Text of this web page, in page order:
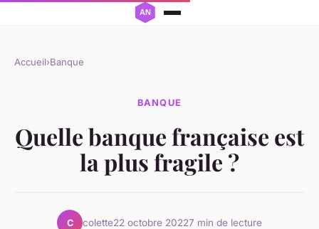
Accueil›Banque
BANQUE
Quelle banque française est
la plus fragile ?
C colette22 octobre 20227 min de lecture